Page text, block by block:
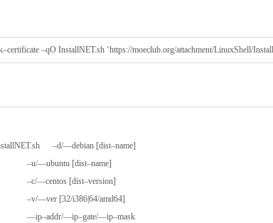
–certificate –qO InstallNET.sh ‘https://moeclub.org/attachment/LinuxShell/
.sh –d/—debian [dist–name]
–u/—ubuntu [dist–name]
–c/—centos [dist–version]
–v/—ver [32/i38664/amd64]
—ip–addr/—ip–gate/—ip–mask